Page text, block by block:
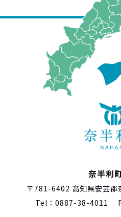
奈半利
〒781-6402 高知県安芸郡
Tel：0887-38-4011